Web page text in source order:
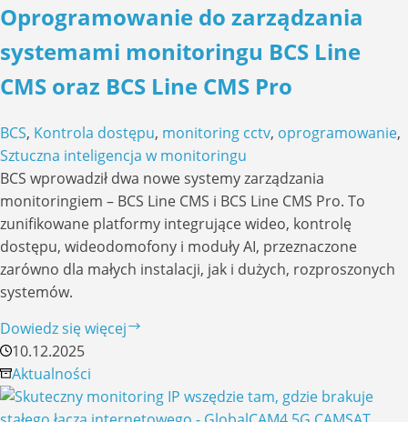
analityka
nowej
generacji
w
BCS
Line
Oprogramowanie do zarządzania
systemami monitoringu BCS Line
CMS oraz BCS Line CMS Pro
BCS, Kontrola dostępu, monitoring cctv, oprogramowanie,
Sztuczna inteligencja w monitoringu
BCS wprowadził dwa nowe systemy zarządzania
monitoringiem – BCS Line CMS i BCS Line CMS Pro. To
zunifikowane platformy integrujące wideo, kontrolę
dostępu, wideodomofony i moduły AI, przeznaczone
zarówno dla małych instalacji, jak i dużych, rozproszonych
systemów.
Dowiedz się więcej
systemami
10.12.2025
Aktualności